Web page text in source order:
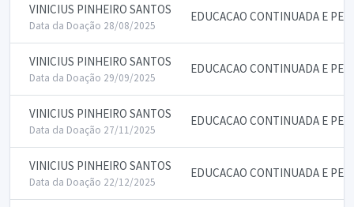
VINICIUS PINHEIRO SANTOS
Data da Doação 28/08/2025
EDUCACAO CONTINUADA E
VINICIUS PINHEIRO SANTOS
Data da Doação 29/09/2025
EDUCACAO CONTINUADA E
VINICIUS PINHEIRO SANTOS
Data da Doação 27/11/2025
EDUCACAO CONTINUADA E
VINICIUS PINHEIRO SANTOS
Data da Doação 22/12/2025
EDUCACAO CONTINUADA E